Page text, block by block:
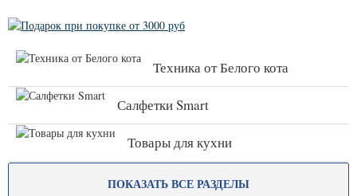
Техника от Белого кота
Салфетки Smart
Товары для кухни
ПОКАЗАТЬ ВСЕ РАЗДЕЛЫ